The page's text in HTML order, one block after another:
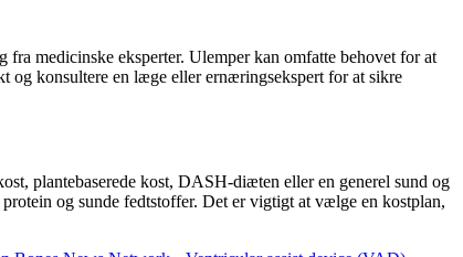
medicinske eksperter. Ulemper kan omfatte behovet for at
og konsultere en læge eller ernæringsekspert for at sikre
plantebaserede kost, DASH-diæten eller en generel sund og
og sunde fedtstoffer. Det er vigtigt at vælge en kostplan,